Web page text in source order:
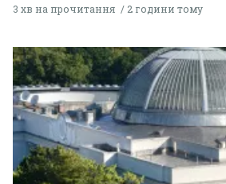
3 хв на прочитання 2 години тому